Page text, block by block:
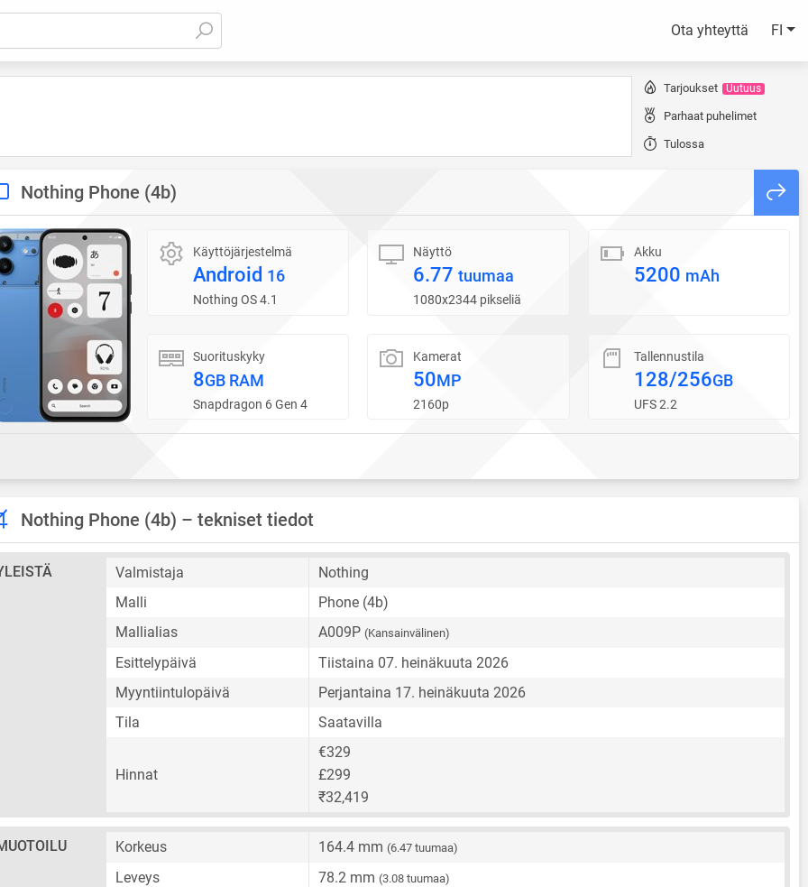
Ota yhteyttä FI
Tarjoukset Uutuus
Parhaat puhelimet
Tulossa
Nothing Phone (4b)
Käyttöjärjestelmä
Android 16
Nothing OS 4.1
Näyttö
6.77tuumaa
1080x2344 pikseliä
Akku
5200 mAh
Suorituskyky
8GB RAM
Snapdragon 6 Gen 4
Kamerat
50MP
2160p
Tallennustila
128/256GB
UFS 2.2
Nothing Phone (4b) – tekniset tiedot
Valmistaja
Nothing
Malli
Phone (4b)
Mallialias
A009P (Kansainvälinen)
Esittelypäivä
Tiistaina 07. heinäkuuta 2026
Myyntiintulopäivä
Perjantaina 17. heinäkuuta 2026
Tila
Saatavilla
Hinnat
€329
£299
₹32,419
Korkeus 164.4 mm (6.47 tuumaa)
Leveys 78.2 mm (3.08 tuumaa)